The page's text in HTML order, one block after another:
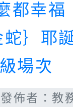
都幸福
｝耶
場次
發佈者：教